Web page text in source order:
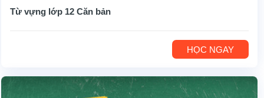
Từ vựng lớp 12 Căn bản
HỌC NGAY